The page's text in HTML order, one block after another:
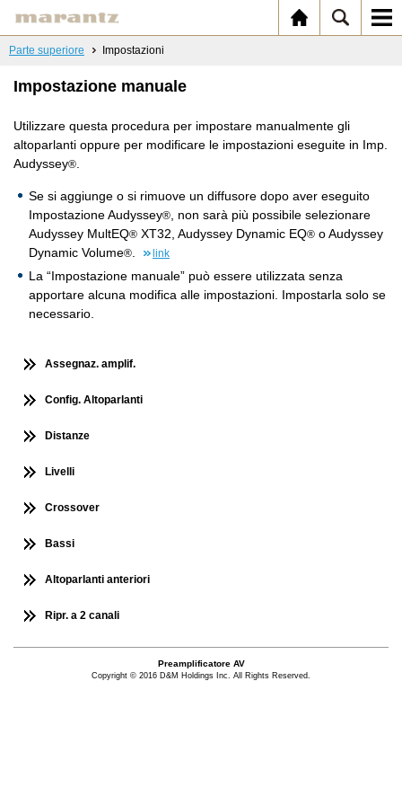
Parte superiore Impostazioni
Impostazione manuale
Utilizzare questa procedura per impostare manualmente gli
altoparlanti oppure per modificare le impostazioni eseguite in Imp.
Audyssey®
Se si aggiunge o si rimuove un diffusore dopo aver eseguito
Impostazione Audyssey®
, non sarà più possibile selezionare
Audyssey MultEQ® XT32, Audyssey Dynamic EQ® o Audyssey
Dynamic Volume® link
La “Impostazione manuale” può essere utilizzata senza
apportare alcuna modifica alle impostazioni. Impostarla solo se
necessario.
Assegnaz. amplif.
Config. Altoparlanti
Distanze
Livelli
Crossover
Bassi
Altoparlanti anteriori
Ripr. a 2 canali
Preamplificatore AV
Copyright © 2016 D&M Holdings Inc. All Rights Reserved.